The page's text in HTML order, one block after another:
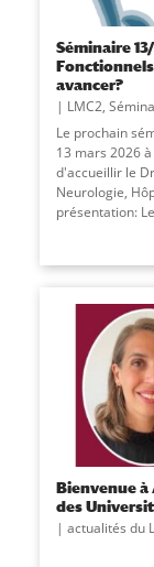
Séminaire
avancer?
LMC2,
Le prochain
13 mars 2026
d'accueillir le
Neurologie,
présentation:
Bienvenue
des
actualités du